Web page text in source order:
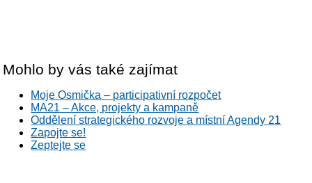
Mohlo by vás také zajímat
Moje Osmička – participativní rozpočet
MA21 – Akce, projekty a kampaně
Oddělení strategického rozvoje a místní Agendy 21
Zapojte se!
Zeptejte se